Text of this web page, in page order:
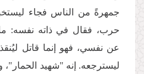
جمهرةً من الناس فجاء
حرب، فقال في ذاته نفسه:
عن نفسي، فهو إنما قاتل
ليسترجعه. إنه "شهيد الحمار"،